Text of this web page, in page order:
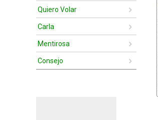
Quiero Volar
Carla
Mentirosa
Consejo